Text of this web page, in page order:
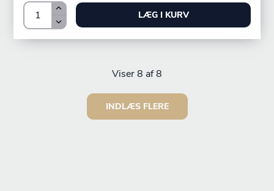
LÆG I KURV
Viser8 af 8
INDLÆS FLERE